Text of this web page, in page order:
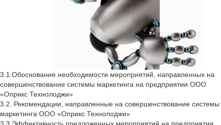
3.1.Обоснование необходимости мероприятий, направленных на
совершенствование системы маркетинга на предприятии ООО
«Оприкс Технолоджи»
3.2. Рекомендации, направленные на совершенствование системы
маркетинга ООО «Оприкс Технолоджи»